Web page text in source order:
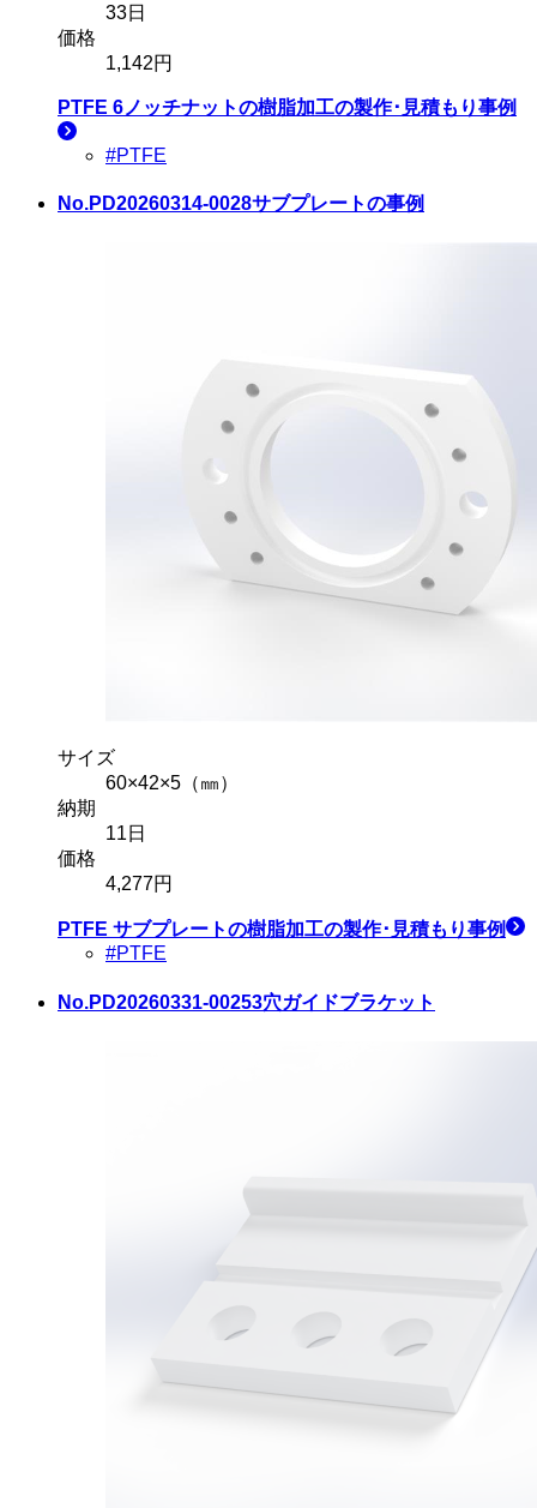
33日
価格
1,142円
PTFE 6ノッチナットの樹脂加工の製作･見積もり事例
#PTFE
No.PD20260314-0028サブプレートの事例
サイズ
60×42×5（㎜）
納期
11 日
価格
4,277円
PTFE サブプレートの樹脂加工の製作･見積もり事例
#PTFE
No.PD20260331-00253穴ガイドブラケット